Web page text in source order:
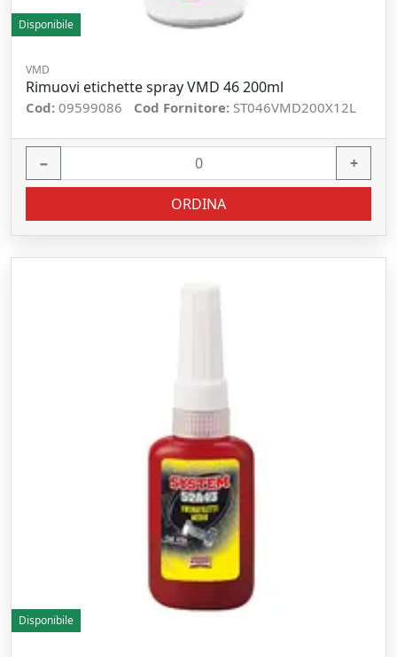
Disponibile
VMD
Rimuovi etichette spray VMD 46 200ml
Cod: 09599086 Cod Fornitore: ST046VMD200X12L
− +
ORDINA
Disponibile